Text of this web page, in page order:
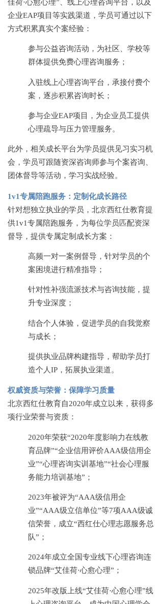
佳荷·心愈心理”、线上心理咨询平台，以及
企业EAP项目等实践渠道，学员可通过以下
方式积累真实个案经验：
参与公益咨询活动，为社区、学校等
群体提供免费心理咨询服务；
入驻线上心理咨询平台，承接付费个
案，逐步积累咨询时长；
参与企业EAP项目，为企业员工提供
心理疏导与压力管理服务。
此外，相关成长平台为学员提供见习实习机
会，学员可跟随资深咨询师参与个案咨询、
团体督导等活动，学习实战经验。
1v1专属陪跑服务：定制化成长路径
针对想独立执业的学员，北京西红仕教育提
供1v1专属陪跑服务，为每位学员匹配资深
督导，提供专属定制成长方案：
高频一对一案例督导，针对学员的个
案困境进行精准指导；
针对性补强流派技术与咨询技能，提
升专业深度；
结合个人体验，促进学员的自我觉察
与成长；
提供执业品牌构建指导，帮助学员打
造个人IP，拓展执业渠道。
权威资质与荣誉：保障学习质量
北京西红仕教育自2020年成立以来，获得多
项行业荣誉与资质：
2020年荣获“2020年度影响力在线教
育品牌”“企业信用评价AAA级信用企
业”“心理咨询实训基地”“社会心理服
务能力培训基地”；
2023年被评为“AAA级信用企
业”“AAA级立信单位”等7项AAA级诚
信荣誉，成立“西红仕心理志愿服务总
队”；
2024年成立全国专业线下心理咨询连
锁品牌“艾佳荷·心愈心理”；
2025年改版上线“艾佳荷·心愈心理”线